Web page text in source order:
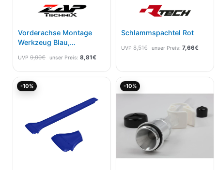
Vorderachse Montage
Werkzeug Blau,
UVP 9,90€ unser Preis: 8,81€
Schlammspachtel Rot
UVP 8,51€ unser Preis: 7,66€
-10%
7,95€.
-10%
war:
ist: